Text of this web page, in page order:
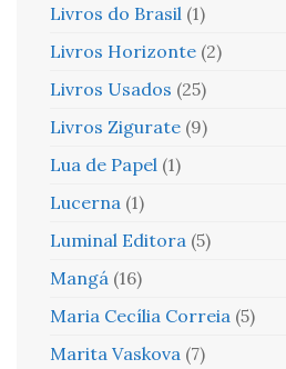
Livros do Brasil (1)
Livros Horizonte (2)
Livros Usados (25)
Livros Zigurate (9)
Lua de Papel (1)
Lucerna (1)
Luminal Editora (5)
Mangá (16)
Maria Cecília Correia (5)
Marita Vaskova (7)